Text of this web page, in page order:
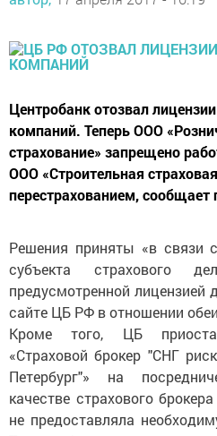
Центробанк отозвал
компаний. Теперь ООО
страхование» запрещено
ООО «Строительная
перестрахованием, сообщает
Решения приняты «в связи
субъекта страхового
предусмотренной лицензией
сайте ЦБ РФ в отношении
Кроме того, ЦБ
«Страховой брокер "СНГ
Петербург"» на
качестве страхового
не предоставляла